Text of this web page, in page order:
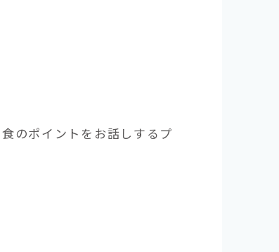
のポイントをお話しするプ